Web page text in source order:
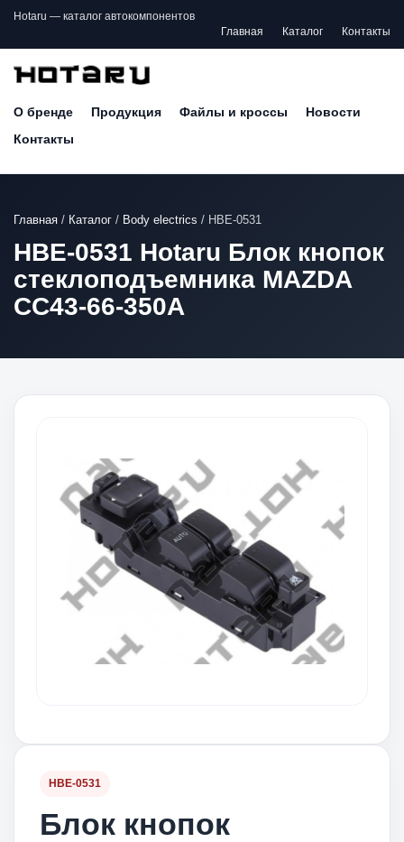
Hotaru — каталог автокомпонентов
Главная
Каталог Контакты
О бренде Продукция Файлы и кроссы
Новости
Контакты
Главная / Каталог / Body electrics / HBE-0531
HBE-0531 Hotaru Блок кнопок
стеклоподъемника MAZDA
CC43-66-350A
HBE-0531
Блок кнопок